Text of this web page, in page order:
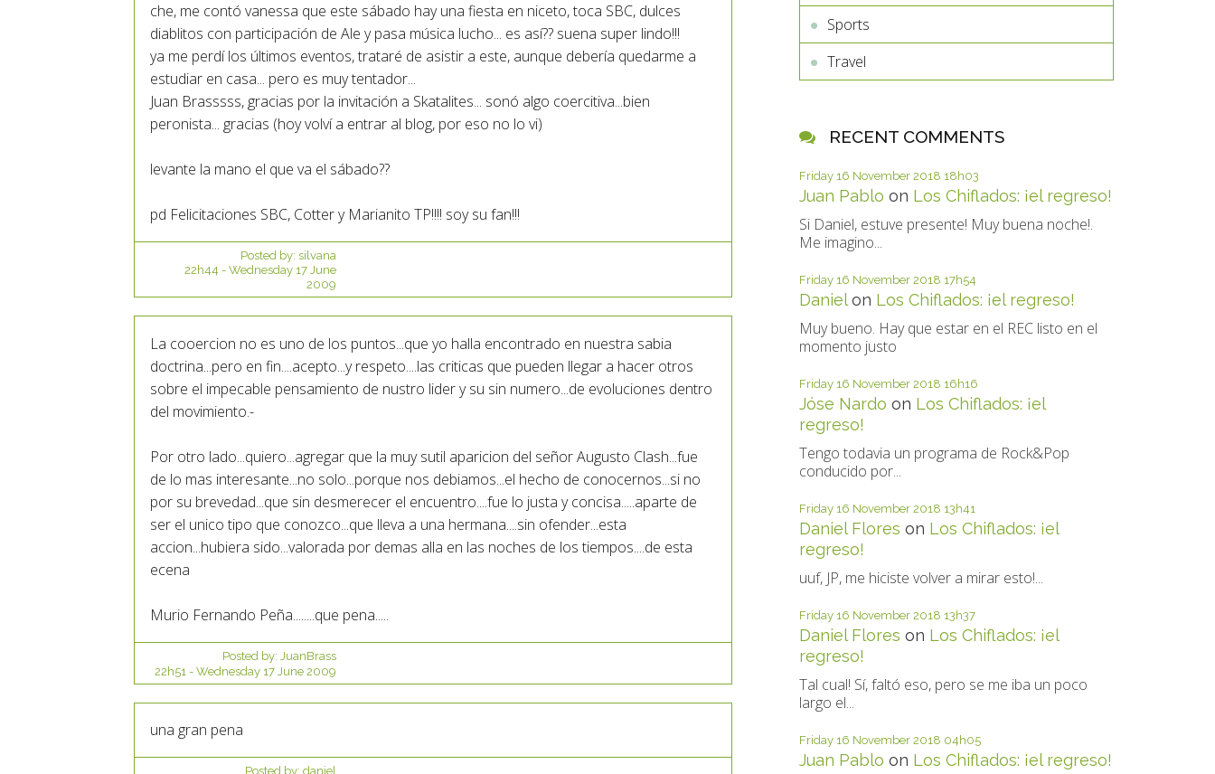
che, me contó vanessa que este sábado hay una fiesta en niceto, toca SBC, dulces
diablitos con participación de Ale y pasa música lucho... es así?? suena super lindo!!!
ya me perdí los últimos eventos, trataré de asistir a este, aunque debería quedarme a
estudiar en casa... pero es muy tentador...
Juan Brasssss, gracias por la invitación a Skatalites... sonó algo coercitiva...bien
peronista... gracias (hoy volví a entrar al blog, por eso no lo vi)
levante la mano el que va el sábado??
pd Felicitaciones SBC, Cotter y Marianito TP!!!! soy su fan!!!
Posted by: silvana
22h44 - Wednesday 17 June
2009
La cooercion no es uno de los puntos...que yo halla encontrado en nuestra sabia
doctrina...pero en fin....acepto...y respeto....las criticas que pueden llegar a hacer otros
sobre el impecable pensamiento de nustro lider y su sin numero...de evoluciones dentro
del movimiento.-
Por otro lado...quiero...agregar que la muy sutil aparicion del señor Augusto Clash...fue
de lo mas interesante...no solo...porque nos debiamos...el hecho de conocernos...si no
por su brevedad...que sin desmerecer el encuentro....fue lo justa y concisa.....aparte de
ser el unico tipo que conozco...que lleva a una hermana....sin ofender...esta
accion...hubiera sido...valorada por demas alla en las noches de los tiempos....de esta
ecena
Murio Fernando Peña........que pena.....
Posted by: JuanBrass
22h51 - Wednesday 17 June 2009
una gran pena
Posted by: daniel
Sports
Travel
RECENT COMMENTS
Friday 16 November 2018 18h03
Juan Pablo on Los Chiflados: ¡el regreso!
Si Daniel, estuve presente! Muy buena noche!.
Me imagino...
Friday 16 November 2018 17h54
Danielon Los Chiflados: ¡el regreso!
Muy bueno. Hay que estar en el REC listo en el
momento justo
Friday 16 November 2018 16h16
Jóse Nardo on Los Chiflados: ¡el
regreso!
Tengo todavia un programa de Rock&Pop
conducido por...
Friday 16 November 2018 13h41
Daniel Flores on Los Chiflados: ¡el
regreso!
uuf, JP, me hiciste volver a mirar esto!...
Friday 16 November 2018 13h37
Daniel Flores on Los Chiflados: ¡el
regreso!
Tal cual! Sí, faltó eso, pero se me iba un poco
largo el...
Friday 16 November 2018 04h05
Juan Pablo on Los Chiflados: ¡el regreso!